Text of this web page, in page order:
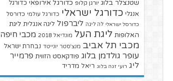
שטנצלר בלוג יורגן קלופ כדורגל אירופאי כדורגל
אנגלי כדורגל ישראלי כדורגל עולמי כדורסל
כדורסל ישראלי לה ליגה ליברפול ליגה אנגלית ליגת
האלופות ליגת העל מונדיאל 2018 מכבי חיפה
מכבי תל אביב מנצ'סטר יונייטד נבחרת ישראל
עופר גולדמן בלוג פודקאסט הזווית פרמייר
ליג רועי זגה בלוג ריאל מדריד